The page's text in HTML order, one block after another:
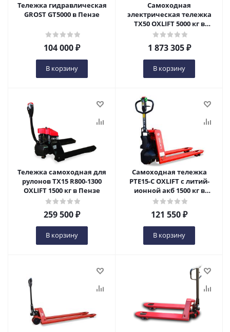
Тележка гидравлическая
GROST GT5000 в Пензе
104 000₽
В корзину
Самоходная
электрическая тележка
TX50 OXLIFT 5000 кг в
Пензе
1 873 305₽
В корзину
Тележка самоходная для
рулонов TX15 R800-1300
OXLIFT 1500 кг в Пензе
259 500₽
В корзину
Самоходная тележка
PTE15-C OXLIFT с литий-
ионной акб 1500 кг в
Пензе
121 550₽
В корзину